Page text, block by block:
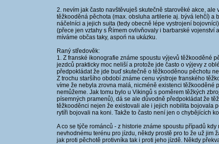
2. nevím jak často navštěvuješ skutečně starověké akce,
těžkooděná pěchota (max. obsluha artilerie aj. bývá lehčí) a
náčelníci a jejich suita (tedy obecně lépe vystrojení
(přece jen vztahy s Římem ovlivňovaly i barbarské vojenství
míváme občas taky, aspoń na ukázku.
Raný středověk:
1. Z franské ikonografie známe spoustu výjevů těžkooděné
jezdců prakticky moc neliší a protože jde často o výjevy z
předpokládat že jde buď skutečně o těžkooděnou pěchotu
Z trochu staršího období známe cenu výstroje franského
víme že nebyla zrovna malá, nicméně existenci těžkooděné
nemůžeme. Jak tomu bylo u Vikingů s poměrem těžkých
písemných pramenů), dá se ale důvodně předpokládat že
těžkooděnci nejen že existovali ale i jejich nobilita bojovala
rytíři bojovali na koni. Takže to často není jen o chybějících
A co se týče románců - z historie známe spoustu případů
nevhodnému terénu pro jízdu, někdy prostě pro to že už jim
jak proti pěchotě protivníka tak i proti jeho jízdě. Někdy